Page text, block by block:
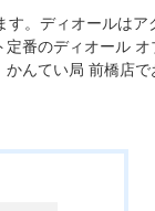
す。ディオールはア
番のディオール オ
かんてい局 前橋店で